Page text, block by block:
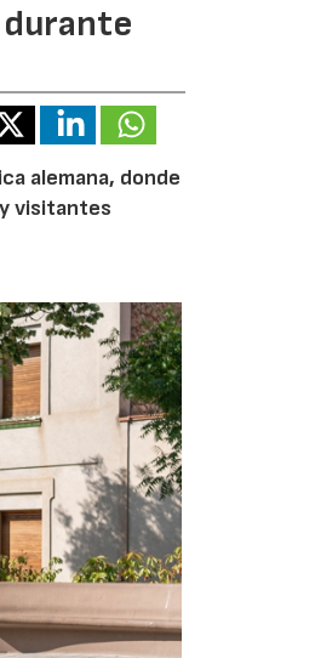
alemana, donde
visitantes